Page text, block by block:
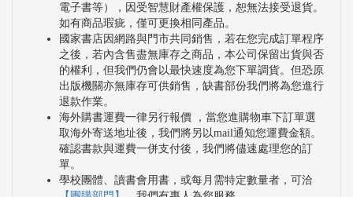
電子書等），因受智慧財產權保護，恕無法接受退貨。
如有商品瑕疵，僅可更換相同產品。
國家書店因網路與門市共同銷售，若在您完成訂單程序
之後，若內含售盡無庫存之商品，本公司保留出貨與否
的權利，但我們仍會以最快速度為您下單調貨。但恐原
出版機關亦無庫存可供銷售，缺書部份我們將為您進行
退款作業。
海外購書運費一律另行報價 ，當您進購物車下訂單選
取海外寄送地址後，我們將另以mail通知您運費金額。
確認書款與運費一併支付後，我們將儘速處理您的訂
單。
學校團體、讀書會用書，或每月需特定數量者，可洽